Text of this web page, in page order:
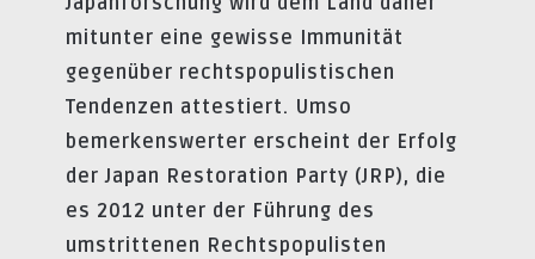
mitunter eine gewisse Immunität
gegenüber rechtspopulistischen
Tendenzen attestiert. Umso
bemerkenswerter erscheint der Erfolg
der Japan Restoration Party (JRP), die
es 2012 unter der Führung des
umstrittenen Rechtspopulisten